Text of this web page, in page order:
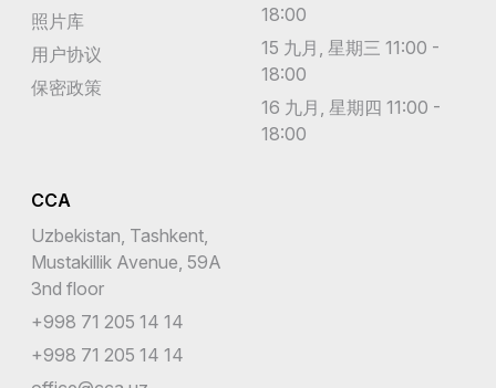
照片库
用户协议
保密政策
18:00
15 九月, 星期三 11:00 -
18:00
16 九月, 星期四 11:00 -
18:00
CCA
Uzbekistan, Tashkent,
Mustakillik Avenue, 59A
3nd floor
+998 71 205 14 14
+998 71 205 14 14